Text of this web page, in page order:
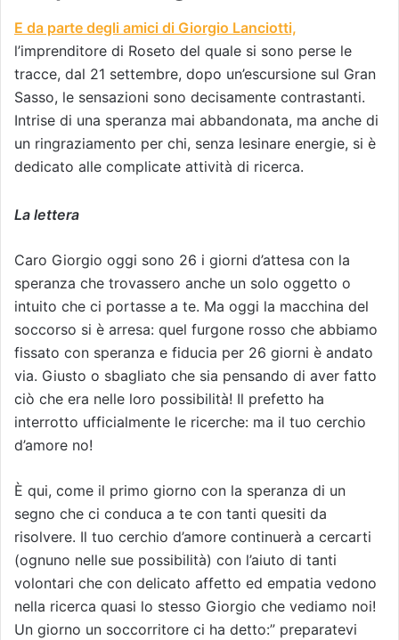
E da parte degli amici di Giorgio Lanciotti,
l’imprenditore di Roseto del quale si sono perse le
tracce, dal 21 settembre, dopo un’escursione sul Gran
Sasso, le sensazioni sono decisamente contrastanti.
Intrise di una speranza mai abbandonata, ma anche di
un ringraziamento per chi, senza lesinare energie, si è
dedicato alle complicate attività di ricerca.
La lettera
Caro Giorgio oggi sono 26 i giorni d’attesa con la
speranza che trovassero anche un solo oggetto o
intuito che ci portasse a te. Ma oggi la macchina del
soccorso si è arresa: quel furgone rosso che abbiamo
fissato con speranza e fiducia per 26 giorni è andato
via. Giusto o sbagliato che sia pensando di aver fatto
ciò che era nelle loro possibilità! Il prefetto ha
interrotto ufficialmente le ricerche: ma il tuo cerchio
d’amore no!
È qui, come il primo giorno con la speranza di un
segno che ci conduca a te con tanti quesiti da
risolvere. Il tuo cerchio d’amore continuerà a cercarti
(ognuno nelle sue possibilità) con l’aiuto di tanti
volontari che con delicato affetto ed empatia vedono
nella ricerca quasi lo stesso Giorgio che vediamo noi!
Un giorno un soccorritore ci ha detto:” preparatevi